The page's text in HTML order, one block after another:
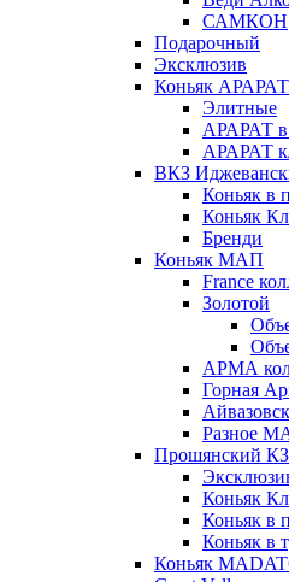
САМКОН
Подарочный
Эксклюзив
Коньяк АРАРАТ
Элитные
АРАРАТ в
АРАРАТ
ВКЗ
Коньяк в
Коньяк
Бренди
Коньяк МАП
France
Золотой
АРМА
Горная
Разное
Прошянский КЗ
Коньяк
Коньяк в
Коньяк в
Коньяк